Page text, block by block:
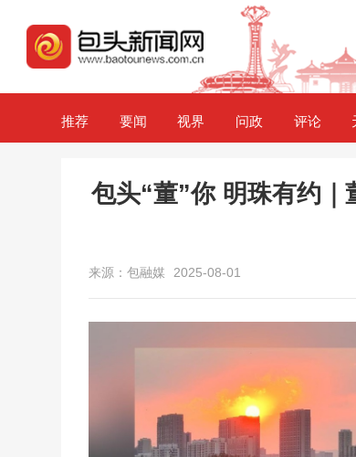
推荐 要闻 视界 问政 评论
包头“董”你 明珠有约
来源：包融媒 2025-08-01